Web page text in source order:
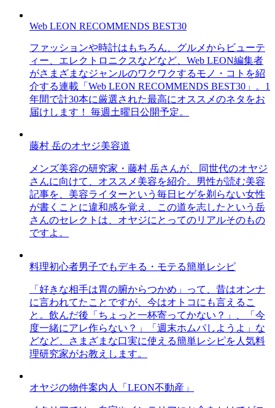
Web LEON RECOMMENDS BEST30
ファッションや時計はもちろん、グルメからビューテ
ィー、エレクトロニクスなどなど、Web LEON編集者
がさまざまなジャンルのワクワクするモノ・コトを紹
介する連載「Web LEON RECOMMENDS BEST30」。1
年間で計30本に厳選された最高にオススメのネタをお
届けします！ 毎週土曜日公開予定。
藤村 岳のオヤジ美容道
メンズ美容の研究家・藤村 岳さんが、同世代のオヤジ
さんに向けて、オススメ美容を紹介。男性が読む美容
記事を、美容ライターという毎日ヒゲを剃らない女性
が書くことに違和感を覚え、この道を志したという岳
さんのセレクトは、オヤジにとってのリアルそのもの
ですよ。
料理初心者男子でもデキる・モテる簡単レシピ
「好きな相手は胃の腑からつかめ」って、昔はオンナ
に言われてたことですが、今はオトコにも言えるこ
と。飲んだ後「ちょっと一杯寄ってかない？」、「今
度一緒にアレ作らない？」「週末ホムパしようよ」な
どなど、さまざまな口実に使える簡単レシピを人気料
理研究家がお教えします。
オヤジの物件案内人「LEON不動産」